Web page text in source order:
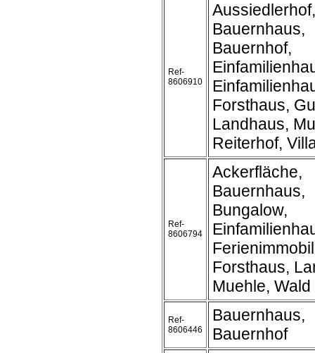
Ref-
8606910
Bauernhaus,
Bauernhof,
Forsthaus,
Landhaus,
Reiterhof,
Ref-
8606794
Ackerfläche,
Bauernhaus,
Bungalow,
Forsthaus,
Muehle, Wald
Ref-
8606446
Bauernhaus,
Bauernhof